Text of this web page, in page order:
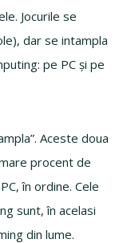
Jocurile se
dar se intampla
pe PC și pe
Aceste doua
procent de
în ordine. Cele
sunt, în acelasi
din lume.